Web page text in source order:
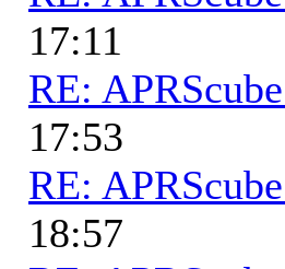
17:11
RE:
17:53
RE:
18:57